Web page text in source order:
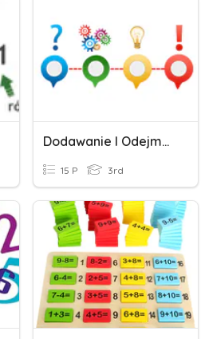
Dodawanie I Odejmowanie Liczb Całkowitych
15 P 3rd